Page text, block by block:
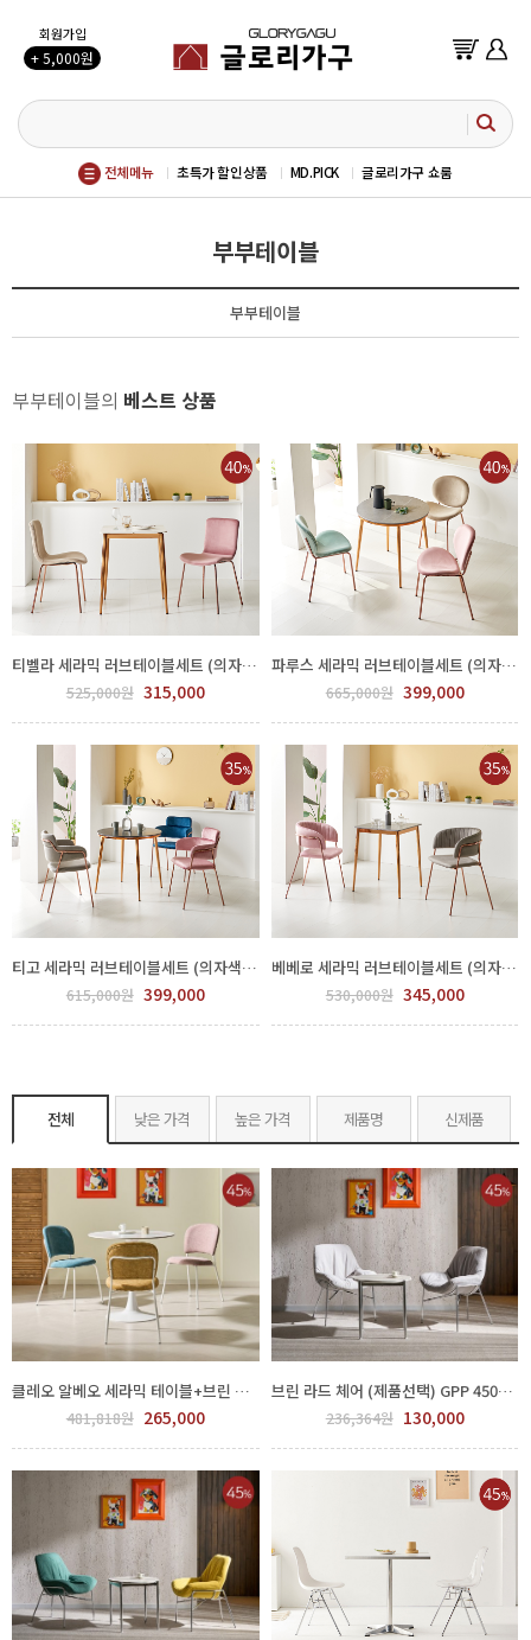
회원가입
+ 5,000원
전체메뉴 초특가 할인상품 MD.PICK 글로리가구 쇼룸
부부테이블
부부테이블
부부테이블의 베스트 상품
티벨라 세라믹 러브테이블세트 (의자색상선택) FPP63-0005.6
525,000원 315,000
파루스 세라믹 러브테이블세트 (의자색상선택) FPP61-0001.2
665,000원 399,000
티고 세라믹 러브테이블세트 (의자색상선택) FPP62-0003.4
615,000원 399,000
베베로 세라믹 러브테이블세트 (의자색상선택) FPP64-0005.6
530,000원 345,000
전체 낮은 가격 높은 가격 제품명 신제품
클레오 알베오 세라믹 테이블+브린 베소 체어 2인 식탁세트 (색상선택) GPP 450-123-1,2
481,818원 265,000
브린 라드 체어 (제품선택) GPP 450-144-2
236,364원 130,000